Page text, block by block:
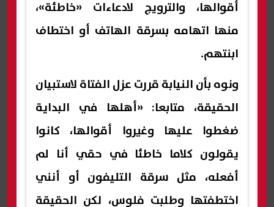
أقوالها، والترويج لادعاءات «خاطئة»،
منها اتهامه بسرقة الهاتف أو اختطاف
ابنتهم.
ونوه بأن النيابة قررت عزل الفتاة لاستبيان
الحقيقة، متابعا: «أهلها في البداية
ضغطوا عليها وغيروا أقوالها، كانوا
يقولون كلاما خاطئا في حقي أنا لم
أفعله، مثل سرقة التليفون أو أنني
اختطفتها وطلبت فلوس، لكن الحقيقة